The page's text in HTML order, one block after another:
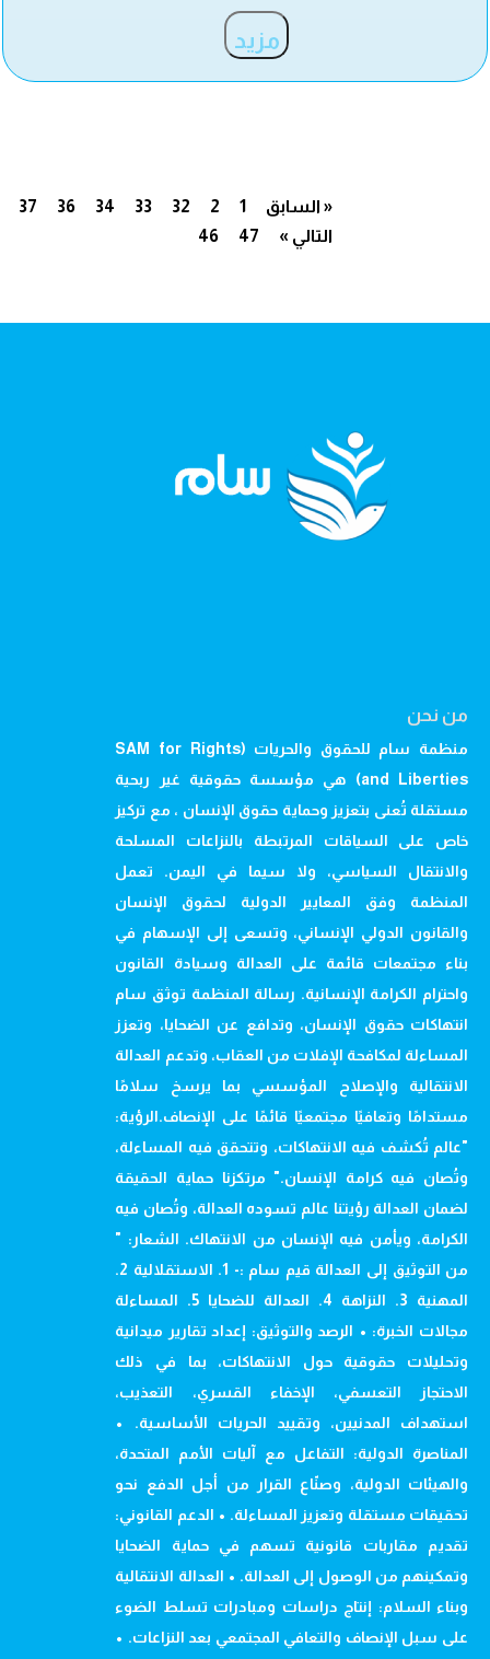
مزيد
« السابق 1
2
32
33
34
36
37
46
47 التالي »
من نحن
منظمة سام للحقوق والحريات (SAM for Rights
and Liberties) هي مؤسسة حقوقية غير ربحية
مستقلة تُعنى بتعزيز وحماية حقوق الإنسان ، مع تركيز
خاص على السياقات المرتبطة بالنزاعات المسلحة
والانتقال السياسي، ولا سيما في اليمن. تعمل
المنظمة وفق المعايير الدولية لحقوق الإنسان
والقانون الدولي الإنساني، وتسعى إلى الإسهام في
بناء مجتمعات قائمة على العدالة وسيادة القانون
واحترام الكرامة الإنسانية. رسالة المنظمة توثق سام
انتهاكات حقوق الإنسان، وتدافع عن الضحايا، وتعزز
المساءلة لمكافحة الإفلات من العقاب، وتدعم العدالة
الانتقالية والإصلاح المؤسسي بما يرسخ سلامًا
مستدامًا وتعافيًا مجتمعيًا قائمًا على الإنصاف.الرؤية:
"عالم تُكشف فيه الانتهاكات، وتتحقق فيه المساءلة،
وتُصان فيه كرامة الإنسان." مرتكزنا حماية الحقيقة
لضمان العدالة رؤيتنا عالم تسوده العدالة، وتُصان فيه
الكرامة، ويأمن فيه الإنسان من الانتهاك. الشعار: "
من التوثيق إلى العدالة قيم سام :- 1. الاستقلالية 2.
المهنية 3. النزاهة 4. العدالة للضحايا 5. المساءلة
مجالات الخبرة: • الرصد والتوثيق: إعداد تقارير ميدانية
وتحليلات حقوقية حول الانتهاكات، بما في ذلك
الاحتجاز التعسفي، الإخفاء القسري، التعذيب،
استهداف المدنيين، وتقييد الحريات الأساسية. •
المناصرة الدولية: التفاعل مع آليات الأمم المتحدة،
والهيئات الدولية، وصنّاع القرار من أجل الدفع نحو
تحقيقات مستقلة وتعزيز المساءلة. • الدعم القانوني:
تقديم مقاربات قانونية تسهم في حماية الضحايا
وتمكينهم من الوصول إلى العدالة. • العدالة الانتقالية
وبناء السلام: إنتاج دراسات ومبادرات تسلط الضوء
على سبل الإنصاف والتعافي المجتمعي بعد النزاعات. •